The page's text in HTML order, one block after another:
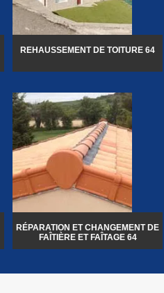
REHAUSSEMENT DE TOITURE 64
RÉPARATION ET CHANGEMENT DE
FAÎTIÈRE ET FAÎTAGE 64